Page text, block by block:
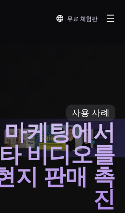
무료 체험판
사용 사례
케팅에서
비디오를
지 판매 촉
진